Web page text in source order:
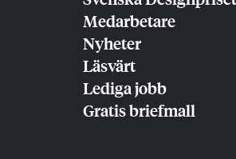
Medarbetare
Nyheter
Läsvärt
Lediga jobb
Gratis briefmall